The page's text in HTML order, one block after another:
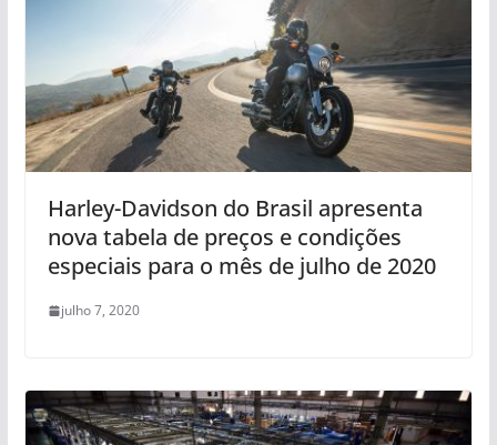
Harley-Davidson do Brasil apresenta
nova tabela de preços e condições
especiais para o mês de julho de 2020
julho 7, 2020